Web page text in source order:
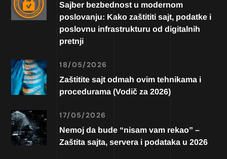
Sajber bezbednost u modernom
poslovanju: Kako zaštititi sajt, podatke i
poslovnu infrastrukturu od digitalnih
pretnji
18/05/2026
Zaštitite sajt odmah ovim tehnikama i
procedurama (Vodič za 2026)
17/05/2026
Nemoj da bude “nisam vam rekao” –
Zaštita sajta, servera i podataka u 2026